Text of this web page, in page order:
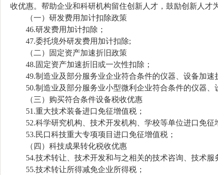
收优惠。帮助企业和科研机构留住创新人才，鼓励创新人才
（一）研发费用加计扣除政策
46.研发费用加计扣除；
47.委托境外研发费用加计扣除;
（二）固定资产加速折旧政策
48.固定资产加速折旧或一次性扣除；
49.制造业及部分服务业企业符合条件的仪器、设备加速
50.制造业及部分服务业小型微利企业符合条件的仪器、
（三）购买符合条件设备税收优惠
51.重大技术装备进口免征增值税；
52.科学研究机构、技术开发机构、学校等单位进口免征
53.民口科技重大专项项目进口免征增值税；
（四）科技成果转化税收优惠
54.技术转让、技术开发和与之相关的技术咨询、技术服
55.技术转让所得减免企业所得税；